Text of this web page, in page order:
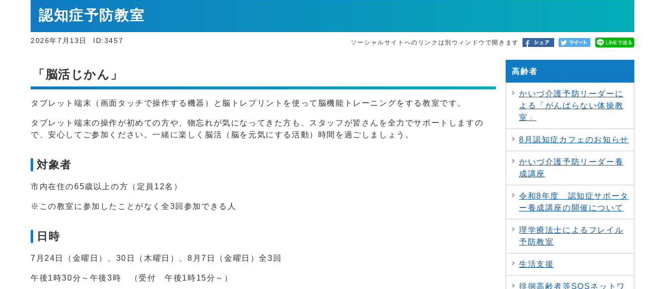
認知症予防教室
2026年7月13日 ID:3457 ソーシャルサイトへのリンクは別ウィンドウで開きます
「脳活じかん」
タブレット端末（画面タッチで操作する機器）と脳トレプリントを使って脳機能トレーニングをする教室です。
タブレット端末の操作が初めての方や、物忘れが気になってきた方も、スタッフが皆さんを全力でサポートしますの
で、安心してご参加ください。一緒に楽しく脳活（脳を元気にする活動）時間を過ごしましょう。
対象者
市内在住の65歳以上の方（定員12名）
※この教室に参加したことがなく全3回参加できる人
日時
7月24日（金曜日）、30日（木曜日）、8月7日（金曜日）全3回
午後1時30分～午後3時 （受付 午後1時15分～）
高齢者
かいづ介護予防リーダーに
よる「がんばらない体操教
室」
8月認知症カフェのお知らせ
かいづ介護予防リーダー養
成講座
令和8年度 認知症サポータ
ー養成講座の開催について
理学療法士によるフレイル
予防教室
生活支援
徘徊高齢者等SOSネットワ